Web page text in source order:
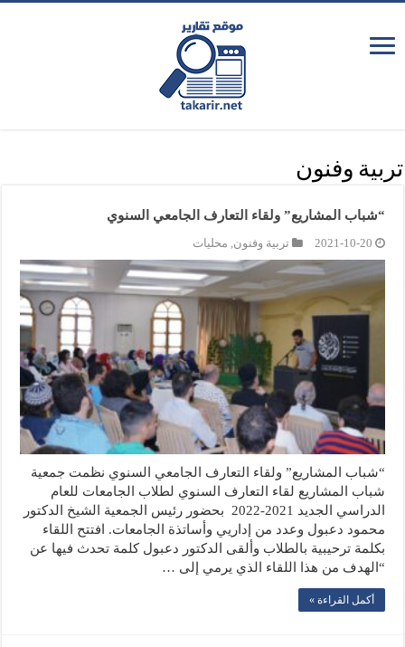
تربية وفنون
“شباب المشاريع” ولقاء التعارف الجامعي السنوي
2021-10-20 تربية وفنون, محليات
“شباب المشاريع” ولقاء التعارف الجامعي السنوي نظمت جمعية
شباب المشاريع لقاء التعارف السنوي لطلاب الجامعات للعام
الدراسي الجديد 2021-2022 بحضور رئيس الجمعية الشيخ الدكتور
محمود دعبول وعدد من إداريي وأساتذة الجامعات. افتتح اللقاء
بكلمة ترحيبية بالطلاب وألقى الدكتور دعبول كلمة تحدث فيها عن
“الهدف من هذا اللقاء الذي يرمي إلى …
أكمل القراءة »